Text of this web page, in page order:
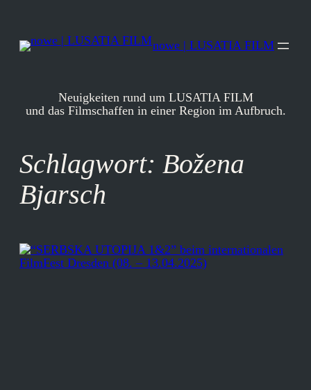
springen
nowe | LUSATIA FILM
Neuigkeiten rund um LUSATIA FILM
und das Filmschaffen in einer Region im Aufbruch.
Schlagwort: Božena
Bjarsch